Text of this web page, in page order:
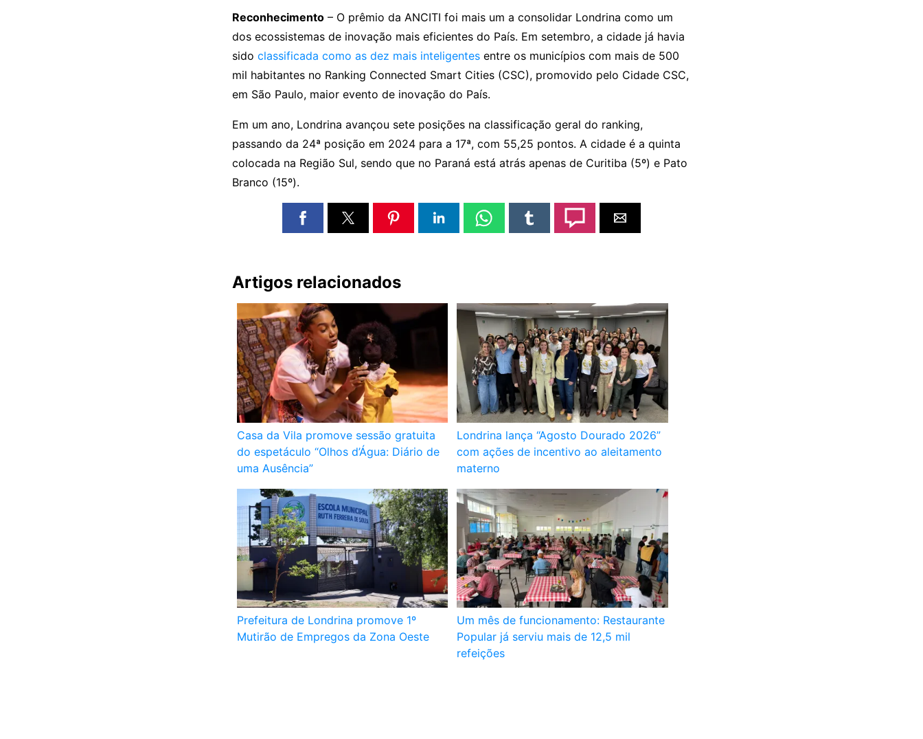
Reconhecimento – O prêmio da ANCITI foi mais um a consolidar Londrina como um
dos ecossistemas de inovação mais eficientes do País. Em setembro, a cidade já havia
sido classificada como as dez mais inteligentes entre os municípios com mais de 500
mil habitantes no Ranking Connected Smart Cities (CSC), promovido pelo Cidade CSC,
em São Paulo, maior evento de inovação do País.
Em um ano, Londrina avançou sete posições na classificação geral do ranking,
passando da 24ª posição em 2024 para a 17ª, com 55,25 pontos. A cidade é a quinta
colocada na Região Sul, sendo que no Paraná está atrás apenas de Curitiba (5º) e Pato
Branco (15º).
Artigos relacionados
Casa da Vila promove sessão gratuita
do espetáculo “Olhos d’Água: Diário de
uma Ausência”
Londrina lança “Agosto Dourado 2026”
com ações de incentivo ao aleitamento
materno
Prefeitura de Londrina promove 1º
Mutirão de Empregos da Zona Oeste
Um mês de funcionamento: Restaurante
Popular já serviu mais de 12,5 mil
refeições